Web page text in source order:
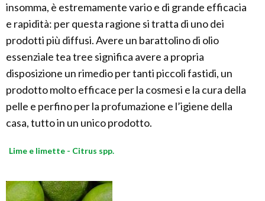
insomma, è estremamente vario e di grande efficacia
e rapidità: per questa ragione si tratta di uno dei
prodotti più diffusi. Avere un barattolino di olio
essenziale tea tree significa avere a propria
disposizione un rimedio per tanti piccoli fastidi, un
prodotto molto efficace per la cosmesi e la cura della
pelle e perfino per la profumazione e l’igiene della
casa, tutto in un unico prodotto.
Lime e limette - Citrus spp.